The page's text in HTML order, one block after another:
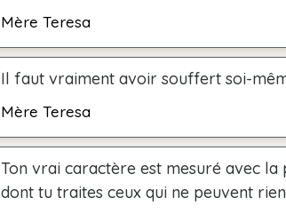
Mère Teresa
Il faut vraiment avoir souffert soi-
Mère Teresa
Ton vrai caractère est mesuré avec
dont tu traites ceux qui ne peuvent